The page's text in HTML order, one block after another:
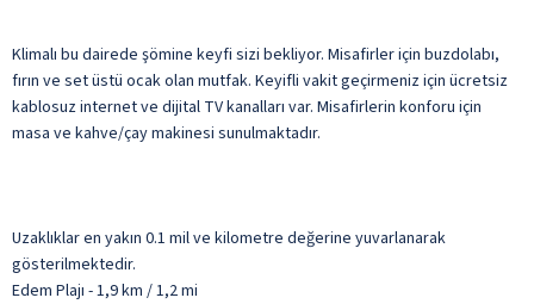
Klimalı bu dairede şömine keyfi sizi bekliyor. Misafirler için buzdolabı,
fırın ve set üstü ocak olan mutfak. Keyifli vakit geçirmeniz için ücretsiz
kablosuz internet ve dijital TV kanalları var. Misafirlerin konforu için
masa ve kahve/çay makinesi sunulmaktadır.
Uzaklıklar en yakın 0.1 mil ve kilometre değerine yuvarlanarak
gösterilmektedir.
Edem Plajı - 1,9 km / 1,2 mi